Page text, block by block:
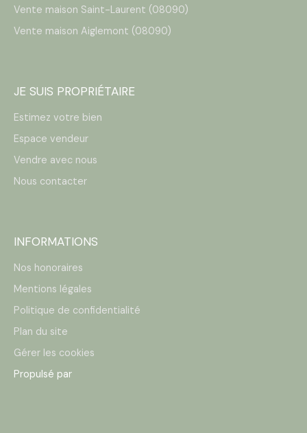
Vente maison Saint-Laurent (08090)
Vente maison Aiglemont (08090)
JE SUIS PROPRIÉTAIRE
Estimez votre bien
Espace vendeur
Vendre avec nous
Nous contacter
INFORMATIONS
Nos honoraires
Mentions légales
Politique de confidentialité
Plan du site
Gérer les cookies
Propulsé par